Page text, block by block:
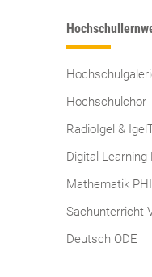
Hochschulchor
RadioIgel &
Digital Learning
Mathematik PHI
Sachunterricht
Deutsch ODE